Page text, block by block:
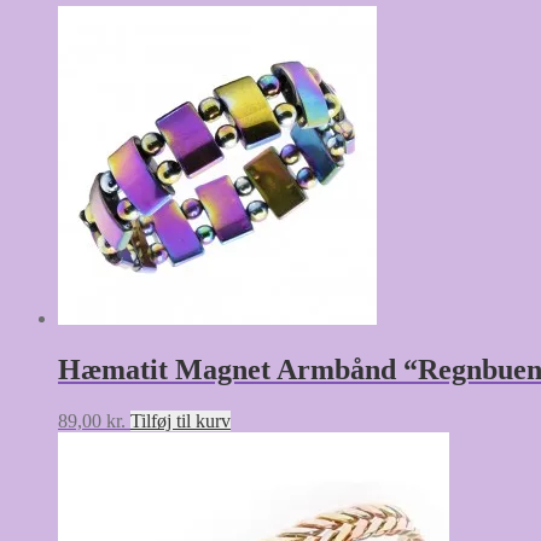
Hæmatit Magnet Armbånd
89,00 kr. Tilføj til kurv